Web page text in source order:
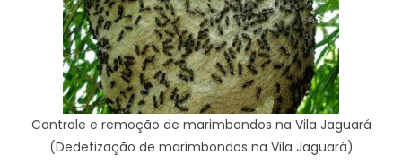
Controle e remoção de marimbondos na Vila Jaguará
(Dedetização de marimbondos na Vila Jaguará)